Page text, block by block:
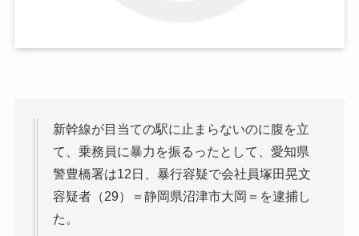
新幹線が目当ての駅に止まらないのに腹を立
て、乗務員に暴力を振るったとして、愛知県
警豊橋署は12日、暴行容疑で会社員塚田晃文
容疑者（29）＝静岡県沼津市大岡＝を逮捕し
た。